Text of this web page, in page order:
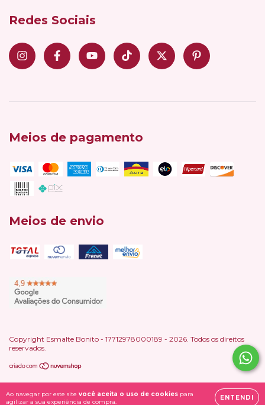
Ao navegar por este site você aceita o uso de cookies para
agilizar a sua experiência de compra.
ENTENDI
Redes Sociais
Meios de pagamento
Meios de envio
Copyright Esmalte Bonito - 17712978000189 - 2026. Todos os direitos
reservados.